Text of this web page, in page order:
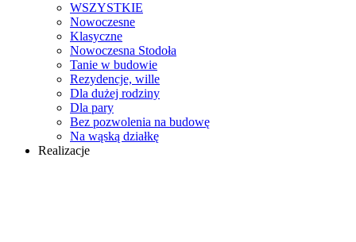
WSZYSTKIE
Nowoczesne
Klasyczne
Nowoczesna Stodoła
Tanie w budowie
Rezydencje, wille
Dla dużej rodziny
Dla pary
Bez pozwolenia na budowę
Na wąską działkę
Realizacje